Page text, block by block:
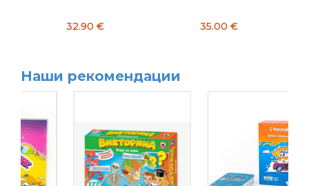
32.90 € 35.00 €
Наши рекомендации